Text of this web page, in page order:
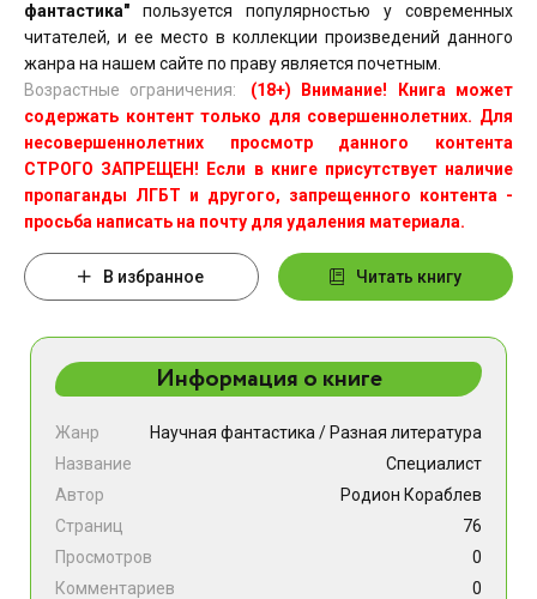
фантастика" пользуется популярностью у современных
читателей, и ее место в коллекции произведений данного
жанра на нашем сайте по праву является почетным.
Возрастные ограничения:
(18+) Внимание! Книга может
содержать контент только для совершеннолетних. Для
несовершеннолетних просмотр данного контента
СТРОГО ЗАПРЕЩЕН! Если в книге присутствует наличие
пропаганды ЛГБТ и другого, запрещенного контента -
просьба написать на почту для удаления материала.
В избранное Читать книгу
Информация о книге
Жанр Научная фантастика / Разная литература
Название
Специалист
Автор
Родион Кораблев
Страниц
76
Просмотров
0
Комментариев
0